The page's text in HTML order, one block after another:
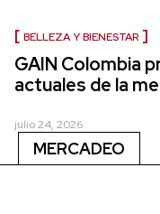
BELLEZA Y BIENESTAR
GAIN Colombia
actuales de la
julio 24, 2026
MERCADEO